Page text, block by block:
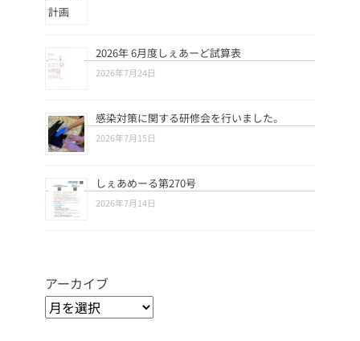
2026年 6月度しぇあーど試算表
2026年7月24日
感染対策に関する研修会を行いました。
2026年7月15日
しぇあめーる第270号
2026年7月14日
アーカイブ